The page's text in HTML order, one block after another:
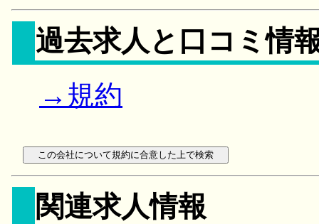
過去求人と口コミ情
→規約
関連求人情報